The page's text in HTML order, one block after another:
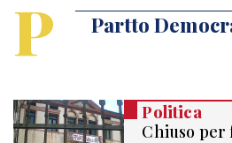
P Partto
Politica
Chiuso